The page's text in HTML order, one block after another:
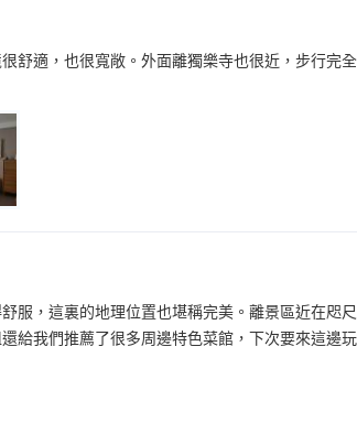
舒適，也很寬敞。外面離獨樂寺也很近，步行完
服，這裏的地理位置也堪稱完美。離景區近在咫
給我們推薦了很多周邊特色菜館，下次要來這邊